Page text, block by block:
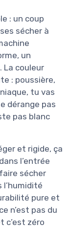
: un coup
sécher à
un
La couleur
: poussière,
tu vas
dérange pas
pas blanc
et rigide, ça
l’entrée
sécher
l’humidité
pure et
n’est pas du
c’est zéro